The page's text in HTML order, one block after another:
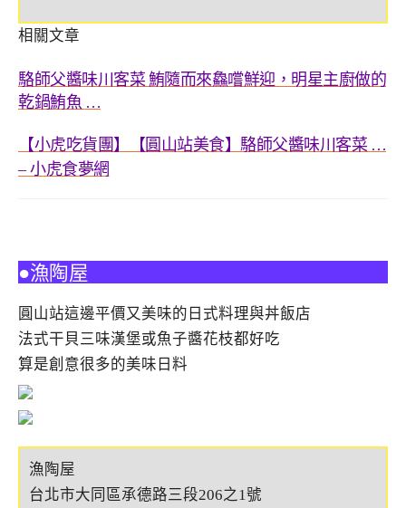
相關文章
駱師父醬味川客菜 鮪隨而來鱻嚐鮮迎，明星主廚做的
乾鍋鮪魚 …
【小虎吃貨團】【圓山站美食】駱師父醬味川客菜 …
–小虎食夢網
●漁陶屋
圓山站這邊平價又美味的日式料理與丼飯店
法式干貝三味漢堡或魚子醬花枝都好吃
算是創意很多的美味日料
漁陶屋
台北市大同區承德路三段206之1號